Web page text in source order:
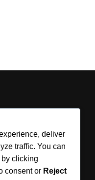
deliver
traffic. You can
clicking
consent or Reject